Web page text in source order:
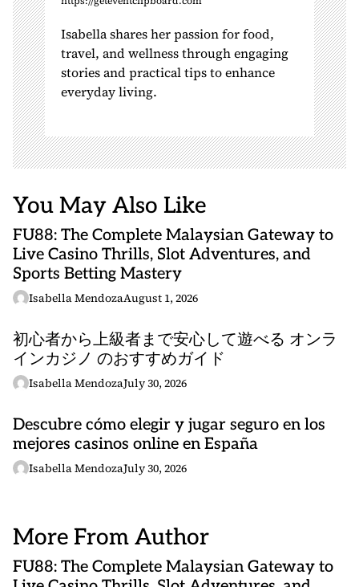
Isabella shares her passion for food,
travel, and wellness through engaging
stories and practical tips to enhance
everyday living.
You May Also Like
FU88: The Complete Malaysian Gateway to
Live Casino Thrills, Slot Adventures, and
Sports Betting Mastery
Isabella MendozaAugust 1, 2026
初心者から上級者まで安心して遊べる オンラ
インカジノ のおすすめガイド
Isabella MendozaJuly 30, 2026
Descubre cómo elegir y jugar seguro en los
mejores casinos online en España
Isabella MendozaJuly 30, 2026
More From Author
FU88: The Complete Malaysian Gateway to